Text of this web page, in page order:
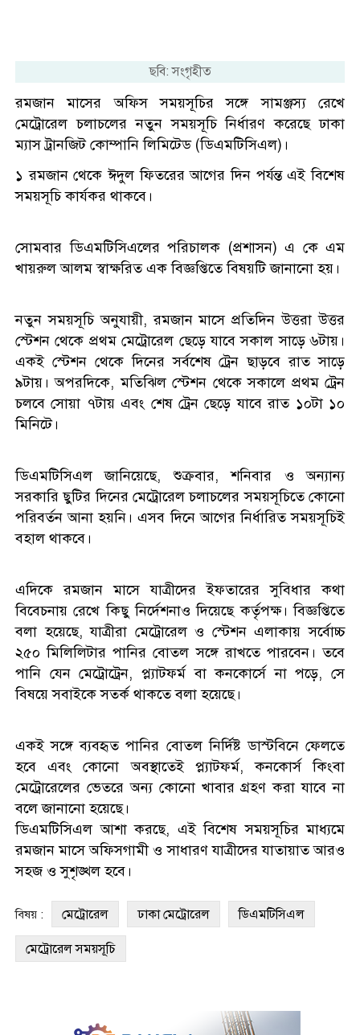
ছবি: সংগৃহীত
রমজান মাসের অফিস সময়সূচির সঙ্গে সামঞ্জস্য রেখে
মেট্রোরেল চলাচলের নতুন সময়সূচি নির্ধারণ করেছে ঢাকা
ম্যাস ট্রানজিট কোম্পানি লিমিটেড (ডিএমটিসিএল)।
১ রমজান থেকে ঈদুল ফিতরের আগের দিন পর্যন্ত এই বিশেষ
সময়সূচি কার্যকর থাকবে।
সোমবার ডিএমটিসিএলের পরিচালক (প্রশাসন) এ কে এম
খায়রুল আলম স্বাক্ষরিত এক বিজ্ঞপ্তিতে বিষয়টি জানানো হয়।
নতুন সময়সূচি অনুযায়ী, রমজান মাসে প্রতিদিন উত্তরা উত্তর
স্টেশন থেকে প্রথম মেট্রোরেল ছেড়ে যাবে সকাল সাড়ে ৬টায়।
একই স্টেশন থেকে দিনের সর্বশেষ ট্রেন ছাড়বে রাত সাড়ে
৯টায়। অপরদিকে, মতিঝিল স্টেশন থেকে সকালে প্রথম ট্রেন
চলবে সোয়া ৭টায় এবং শেষ ট্রেন ছেড়ে যাবে রাত ১০টা ১০
মিনিটে।
ডিএমটিসিএল জানিয়েছে, শুক্রবার, শনিবার ও অন্যান্য
সরকারি ছুটির দিনের মেট্রোরেল চলাচলের সময়সূচিতে কোনো
পরিবর্তন আনা হয়নি। এসব দিনে আগের নির্ধারিত সময়সূচিই
বহাল থাকবে।
এদিকে রমজান মাসে যাত্রীদের ইফতারের সুবিধার কথা
বিবেচনায় রেখে কিছু নির্দেশনাও দিয়েছে কর্তৃপক্ষ। বিজ্ঞপ্তিতে
বলা হয়েছে, যাত্রীরা মেট্রোরেল ও স্টেশন এলাকায় সর্বোচ্চ
২৫০ মিলিলিটার পানির বোতল সঙ্গে রাখতে পারবেন। তবে
পানি যেন মেট্রোট্রেন, প্ল্যাটফর্ম বা কনকোর্সে না পড়ে, সে
বিষয়ে সবাইকে সতর্ক থাকতে বলা হয়েছে।
একই সঙ্গে ব্যবহৃত পানির বোতল নির্দিষ্ট ডাস্টবিনে ফেলতে
হবে এবং কোনো অবস্থাতেই প্ল্যাটফর্ম, কনকোর্স কিংবা
মেট্রোরেলের ভেতরে অন্য কোনো খাবার গ্রহণ করা যাবে না
বলে জানানো হয়েছে।
ডিএমটিসিএল আশা করছে, এই বিশেষ সময়সূচির মাধ্যমে
রমজান মাসে অফিসগামী ও সাধারণ যাত্রীদের যাতায়াত আরও
সহজ ও সুশৃঙ্খল হবে।
বিষয় : মেট্রোরেল ঢাকা মেট্রোরেল ডিএমটিসিএল
মেট্রোরেল সময়সূচি